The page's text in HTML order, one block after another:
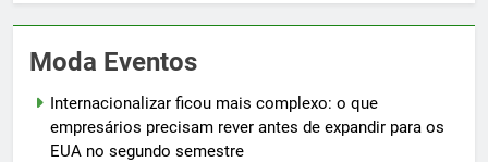
Moda Eventos
Internacionalizar ficou mais complexo: o que
empresários precisam rever antes de expandir para os
EUA no segundo semestre